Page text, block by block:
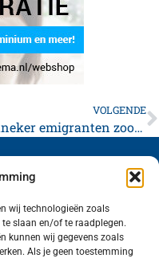
wij technologieën zoals
slaan en/of te raadplegen.
kunnen wij gegevens zoals
Als je geen toestemming
VOLGENDE
Franeker emigranten zoon CIA-baas
media!